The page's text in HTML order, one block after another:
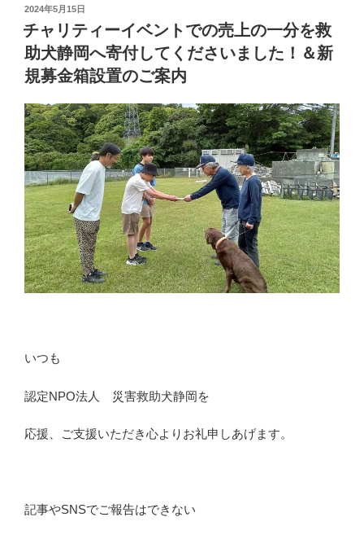
投
稿
日:
2024年5月15日
チャリティーイベントでの売上の一分を救
助犬静岡へ寄付してくださいました！＆新
規募金箱設置のご案内
いつも
認定NPO法人 災害救助犬静岡を
応援、ご支援いただき心よりお礼申しあげます。
記事やSNSでご報告はできない